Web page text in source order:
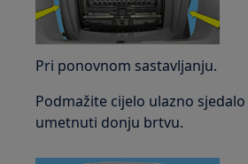
Pri ponovnom sastavljanju.
Podmažite cijelo ulazno
umetnuti donju brtvu.